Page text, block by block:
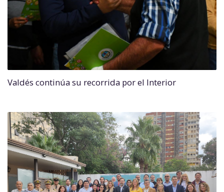
Valdés continúa su recorrida por el Interior